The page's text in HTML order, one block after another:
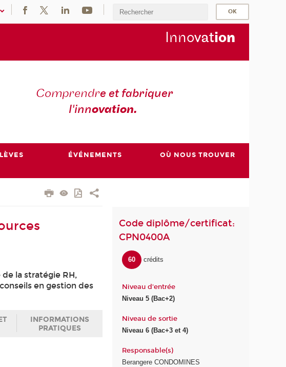
Innovation
Comprendre et fabriquer
l'innovation.
ÉVÉNEMENTS OÙ NOUS TROUVER
la stratégie RH,
en gestion des
INFORMATIONS
PRATIQUES
Code diplôme/certificat:
CPN0400A
60 crédits
Niveau d'entrée
Niveau 5 (Bac+2)
Niveau de sortie
Niveau 6 (Bac+3 et 4)
Responsable(s)
Berangere CONDOMINES